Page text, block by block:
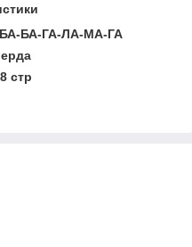
БА-ГА-ЛА-МА-ГА
стр